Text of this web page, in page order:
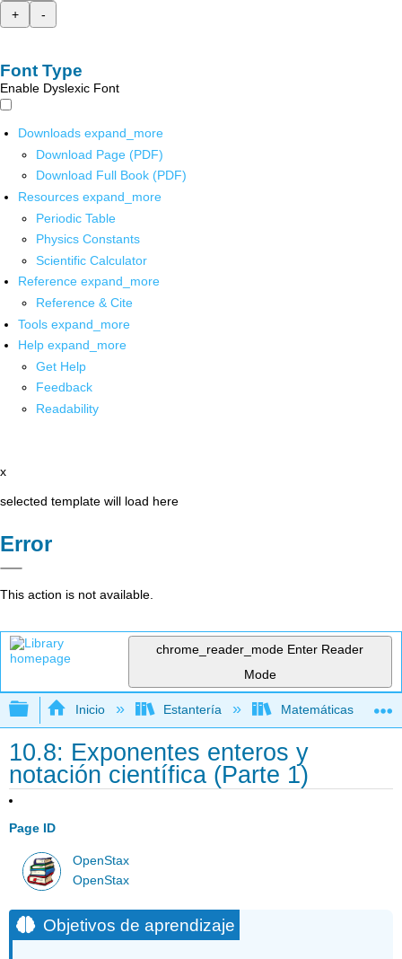
+
-
Font Type
Enable Dyslexic Font
Downloads expand_more
Download Page (PDF)
Download Full Book (PDF)
Resources expand_more
Periodic Table
Physics Constants
Scientific Calculator
Reference expand_more
Reference & Cite
Tools expand_more
Help expand_more
Get Help
Feedback
Readability
x
selected template will load here
Error
This action is not available.
chrome_reader_mode Enter Reader
Mode
Expandir/contraer jerarquía global
Inicio Estantería Matemáticas
10.8: Exponentes enteros y
notación científica (Parte 1)
Page ID
OpenStax
OpenStax
Objetivos de aprendizaje